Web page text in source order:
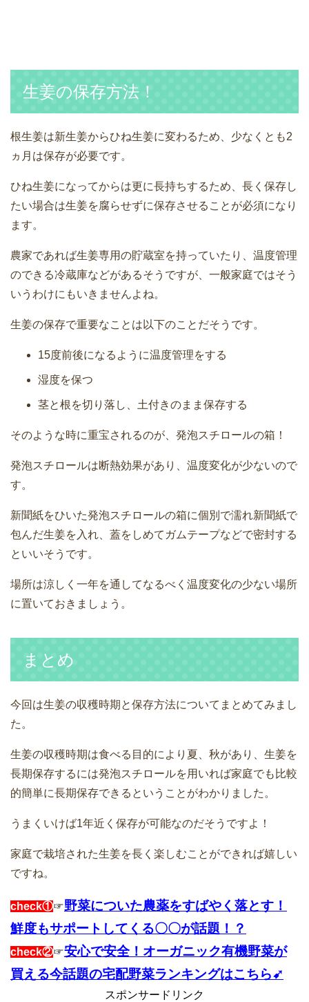
生姜の保存方法！
根生姜は新生姜からひね生姜に変わるため、少なくとも2
ヵ月は保存が必要です。
ひね生姜になってからは更に長持ちするため、長く保存し
たい場合は生姜を腐らせずに保存させることが必須になり
ます。
農家であれば生姜専用の貯蔵室を持っていたり、温度管理
のできる冷蔵庫などがあるそうですが、一般家庭ではそう
いうわけにもいきませんよね。
生姜の保存で重要なことは以下のことだそうです。
15度前後になるように温度管理をする
湿度を保つ
茎と根を切り落し、土付きのまま保存する
そのような時に重宝されるのが、発泡スチロールの箱！
発泡スチロールは断熱効果があり、温度変化が少ないので
す。
新聞紙をひいた発泡スチロールの箱に個別で濡れ新聞紙で
包んだ生姜を入れ、蓋をしめてガムテープなどで密封する
といいそうです。
場所は涼しく一年を通してなるべく温度変化の少ない場所
に置いておきましょう。
まとめ
今回は生姜の収穫時期と保存方法についてまとめてみまし
た。
生姜の収穫時期は食べる目的により夏、秋があり、生姜を
長期保存するには発泡スチロールを用いれば家庭でも比較
的簡単に長期保存できるということがわかりました。
うまくいけば1年近く保存が可能なのだそうですよ！
家庭で栽培された生姜を長く楽しむことができれば嬉しい
ですね。
check①☞野菜についた農薬をすばやく落とす！
鮮度もサポートしてくる〇〇が話題！？
check②☞安心で安全！オーガニック有機野菜が
買える今話題の宅配野菜ランキングはこちら➹
スポンサードリンク